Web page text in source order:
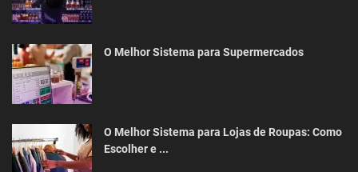
O Melhor Sistema para Supermercados
O Melhor Sistema para Lojas de Roupas: Como
Escolher e ...